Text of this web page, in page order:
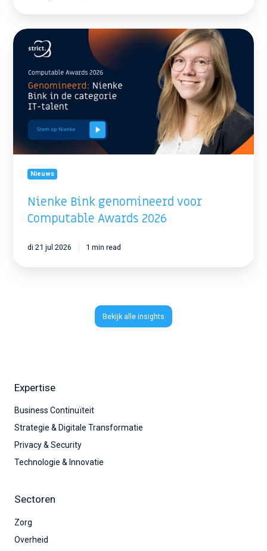
Nienke
Bink
genomineerd
voor
Computable
Awards
2026
Nieuws
Nienke Bink genomineerd voor
Computable Awards 2026
di 21 jul 2026 1 min read
Bekijk alle insights
Expertise
Business Continuïteit
Strategie & Digitale Transformatie
Privacy & Security
Technologie & Innovatie
Sectoren
Zorg
Overheid